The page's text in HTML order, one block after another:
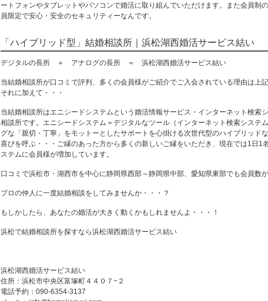
ートフォンやタブレットやパソコンで婚活に取り組んでいただけます。また会員制
員限定で安心・安全のセキュリティーなんです。
「ハイブリッド型」結婚相談所｜浜松湖西婚活サービス結い
デジタルの長所 ＋ アナログの長所 ＝ 浜松湖西婚活サービス結い
当結婚相談所が口コミで評判、多くの会員様がご紹介でご入会されている理由は上
それに加えて・・・
当結婚相談所はエニシードシステムという婚活情報サービス・インターネット検索
相談所です。エニシードシステム＝デジタルなツール（インターネット検索システ
グな「親切・丁寧」をモットーとしたサポートを心掛ける次世代型のハイブリッド
喜びを呼ぶ・・・ご縁のあった方から多くの新しいご縁をいただき、現在では1日1
ステムに会員様が増加しています。
口コミで浜松市・湖西市を中心に静岡県西部～静岡県中部、愛知県東部でも会員数が
プロの仲人に一度結婚相談をしてみませんか・・・？
もしかしたら、あなたの婚活が大きく動くかもしれませんよ・・・！
浜松で結婚相談所を探すなら浜松湖西婚活サービス結い
浜松湖西婚活サービス結い
住所：浜松市中央区富塚町４４０７−２
電話予約：090-6354-3137